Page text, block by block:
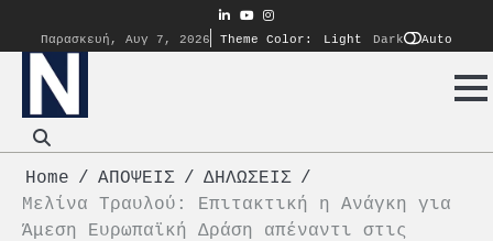
content
linkedin
youtube
instagram
Παρασκευή, Αυγ 7, 2026
Theme Color: Light Dark Auto
Home ΑΠΟΨΕΙΣ
ΔΗΛΩΣΕΙΣ
Μελίνα Τραυλού: Επιτακτική η Ανάγκη για
Άμεση Ευρωπαϊκή Δράση απέναντι στις